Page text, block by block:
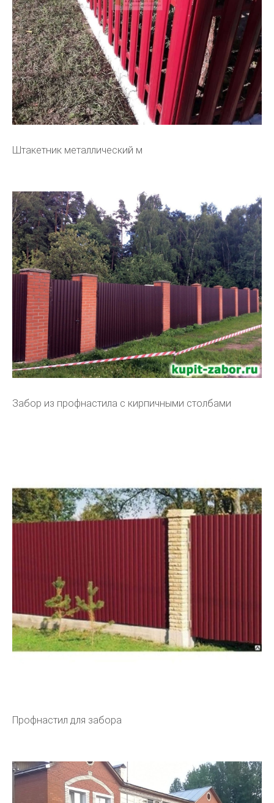
Штакетник металлический м
Забор из профнастила с кирпичными столбами
Профнастил для забора